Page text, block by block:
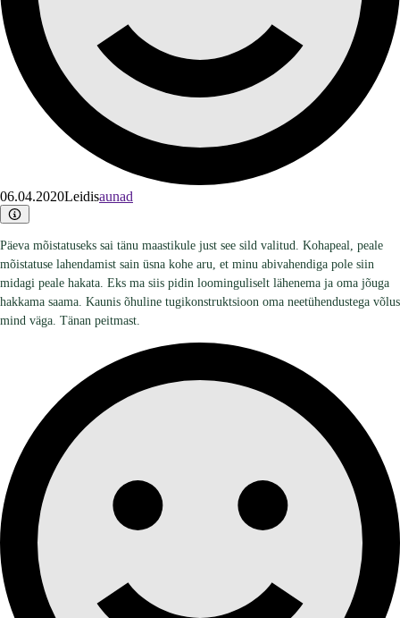
06.04.2020Leidisaunad
Päeva mõistatuseks sai tänu maastikule just see sild valitud. Kohapeal, peale
mõistatuse lahendamist sain üsna kohe aru, et minu abivahendiga pole siin
midagi peale hakata. Eks ma siis pidin loominguliselt lähenema ja oma jõuga
hakkama saama. Kaunis õhuline tugikonstruktsioon oma neetühendustega võlus
mind väga. Tänan peitmast.